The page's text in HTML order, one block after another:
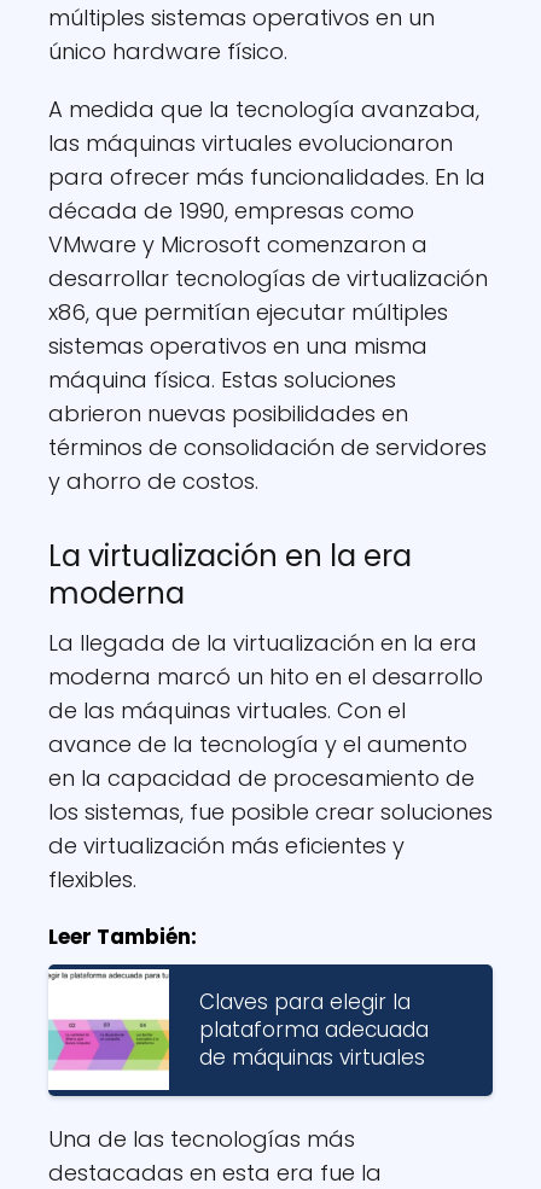
múltiples sistemas operativos en un
único hardware físico.
A medida que la tecnología avanzaba,
las máquinas virtuales evolucionaron
para ofrecer más funcionalidades. En la
década de 1990, empresas como
VMware y Microsoft comenzaron a
desarrollar tecnologías de virtualización
x86, que permitían ejecutar múltiples
sistemas operativos en una misma
máquina física. Estas soluciones
abrieron nuevas posibilidades en
términos de consolidación de servidores
y ahorro de costos.
La virtualización en la era
moderna
La llegada de la virtualización en la era
moderna marcó un hito en el desarrollo
de las máquinas virtuales. Con el
avance de la tecnología y el aumento
en la capacidad de procesamiento de
los sistemas, fue posible crear soluciones
de virtualización más eficientes y
flexibles.
Leer También:
Claves para elegir la
plataforma adecuada
de máquinas virtuales
Una de las tecnologías más
destacadas en esta era fue la